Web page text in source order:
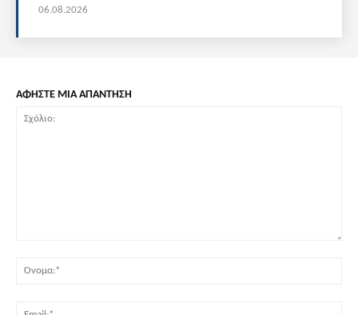
06.08.2026
ΑΦΗΣΤΕ ΜΙΑ ΑΠΑΝΤΗΣΗ